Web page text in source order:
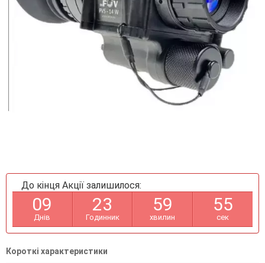
До кінця Акції залишилося:
09
Днів
23
Годинник
59
хвилин
55
сек
Короткі характеристики